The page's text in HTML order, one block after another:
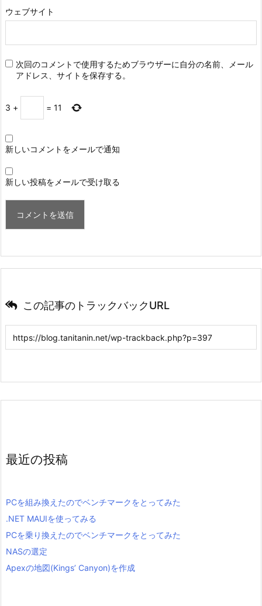
ウェブサイト
次回のコメントで使用するためブラウザーに自分の名前、メール
アドレス、サイトを保存する。
3 + = 11
新しいコメントをメールで通知
新しい投稿をメールで受け取る
この記事のトラックバックURL
最近の投稿
PCを組み換えたのでベンチマークをとってみた
.NET MAUIを使ってみる
PCを乗り換えたのでベンチマークをとってみた
NASの選定
Apexの地図(Kings’ Canyon)を作成